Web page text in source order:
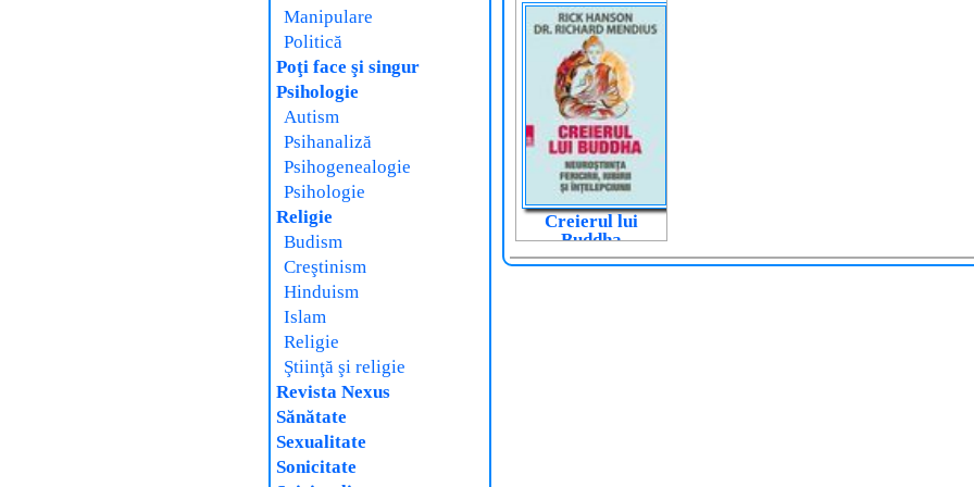
Creierul lui
Buddha
Manipulare
Politică
Poţi face şi singur
Psihologie
Autism
Psihanaliză
Psihogenealogie
Psihologie
Religie
Budism
Creştinism
Hinduism
Islam
Religie
Ştiinţă şi religie
Revista Nexus
Sănătate
Sexualitate
Sonicitate